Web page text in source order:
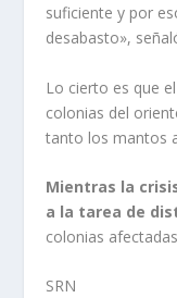
suficiente y por
desabasto»,
Lo cierto es que
colonias del
tanto los mantos
Mientras la
a la tarea de
colonias
​SRN